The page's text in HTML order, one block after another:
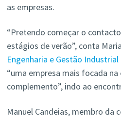
as empresas.
“Pretendo começar o
estágios de verão”, conta
Engenharia e Gestão Industrial
“uma empresa mais focada
complemento”, indo ao
Manuel Candeias, membro da